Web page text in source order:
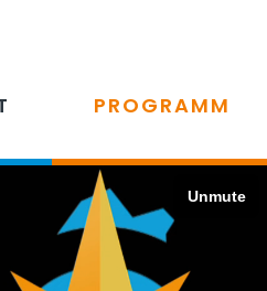
PROGRAMM